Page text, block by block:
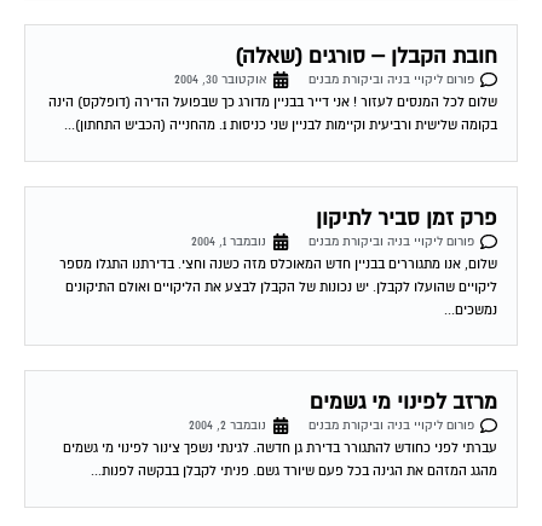
חובת הקבלן – סורגים (שאלה)
פורום ליקויי בניה וביקורת מבנים
אוקטובר 30, 2004
שלום לכל המנסים לעזור ! אני דייר בבניין מדורג כך שבפועל הדירה (דופלקס) הינה
בקומה שלישית ורביעית וקיימות לבניין שני כניסות 1. מהחנייה (הכביש התחתון)...
פרק זמן סביר לתיקון
פורום ליקויי בניה וביקורת מבנים
נובמבר 1, 2004
שלום, אנו מתגוררים בבניין חדש המאוכלס מזה כשנה וחצי. בדירתנו התגלו מספר
ליקויים שהועלו לקבלן. יש נכונות של הקבלן לבצע את הליקויים ואולם התיקונים
נמשכים...
מרזב לפינוי מי גשמים
פורום ליקויי בניה וביקורת מבנים
נובמבר 2, 2004
עברתי לפני כחודש להתגורר בדירת גן חדשה. לגינתי נשפך צינור לפינוי מי גשמים
מהגג המזהם את הגינה בכל פעם שיורד גשם. פניתי לקבלן בבקשה לפנות...